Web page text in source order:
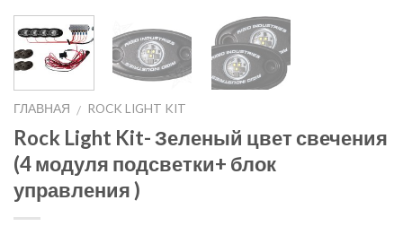
ГЛАВНАЯ / ROCK LIGHT KIT
Rock Light Kit- Зеленый цвет свечения
(4 модуля подсветки+ блок
управления )